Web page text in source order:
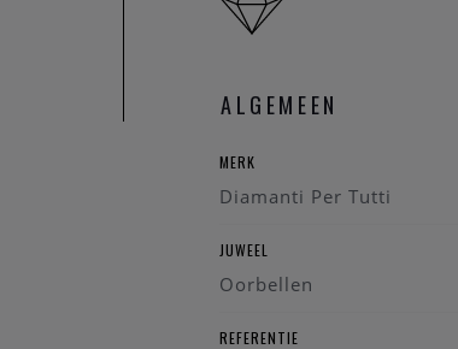
ALGEMEEN
MERK
Diamanti Per Tutti
JUWEEL
Oorbellen
REFERENTIE